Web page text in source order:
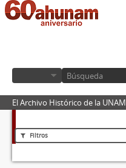
El Archivo Histórico de la UNAM
Filtros